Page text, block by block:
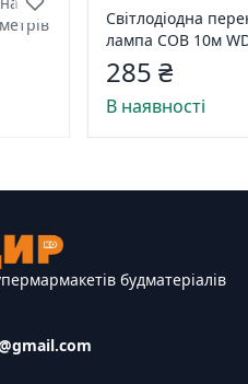
Світлодіодна
лампа COB 10м
285 ₴
В наявності
будматеріалів